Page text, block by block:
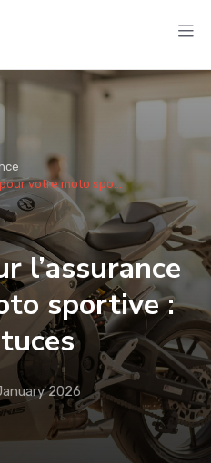
votre moto spo...
l’assurance
sportive :
2026